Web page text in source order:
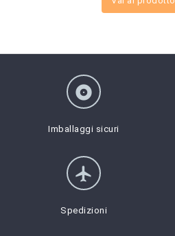
album
Imballaggi sicuri
flight
Spedizioni